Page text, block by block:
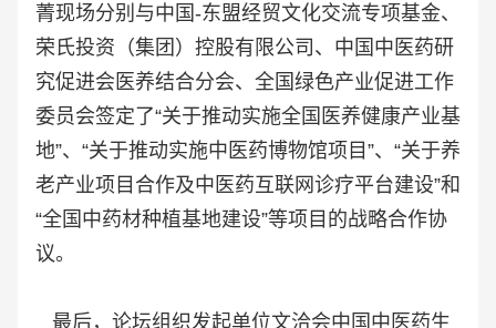
菁现场分别与中国-东盟经贸文化交流专项基金、
荣氏投资（集团）控股有限公司、中国中医药研
究促进会医养结合分会、全国绿色产业促进工作
委员会签定了“关于推动实施全国医养健康产业基
地”、“关于推动实施中医药博物馆项目”、“关于养
老产业项目合作及中医药互联网诊疗平台建设”和
“全国中药材种植基地建设”等项目的战略合作协
议。
最后，论坛组织发起单位文洽会中国中医药生